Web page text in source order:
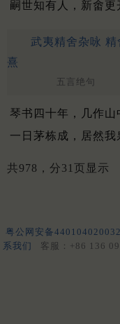
嗣世知有人，新畬更
武夷精舍杂咏 精
熹
五言绝句
琴书四十年，几作山
一日茅栋成，居然我
共978，分31页显示
粤公网安备
系我们
客服：+86 136